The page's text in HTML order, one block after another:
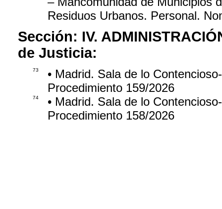
Residuos Urbanos. Personal.
Sección: IV.
de Justicia:
73
• Madrid. Sala de lo
Procedimiento 159/2026
74
• Madrid. Sala de lo
Procedimiento 158/2026